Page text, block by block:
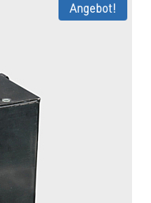
Angebot!